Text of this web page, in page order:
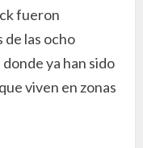
fueron
de las ocho
ya han sido
viven en zonas